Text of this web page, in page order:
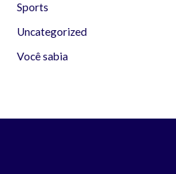
Sports
Uncategorized
Você sabia